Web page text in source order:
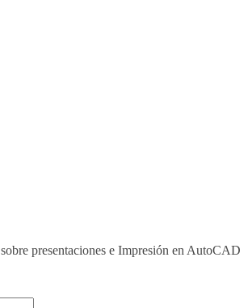
presentaciones e Impresión en AutoCAD